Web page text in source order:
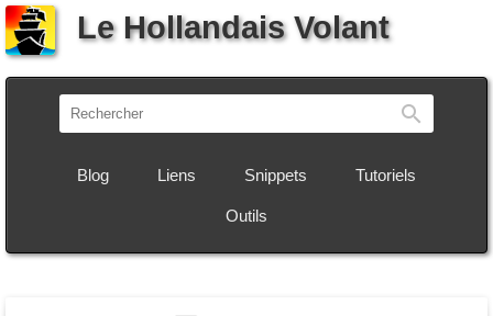
Le Hollandais Volant
Blog Liens Snippets Tutoriels
Outils